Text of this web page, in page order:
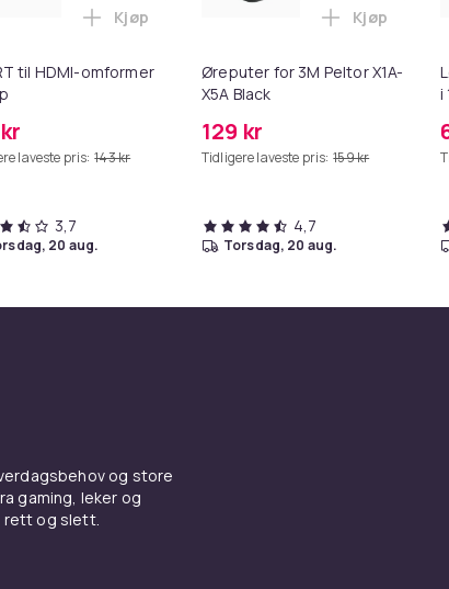
Sleeve Poplin Blouse / Plain Work Shirt i handlekurven
til HDMI-omformer
laveste pris: 143 kr
Legg SCART til HDMI-omformer 1080p i
Kjøp
3,7
20 aug.
Øreputer for 3M Peltor X1A-
X5A Black
129 kr
Tidligere laveste pris: 159 kr
Legg
Kjøp
4,7
torsdag, 20 aug.
i
og store
gaming, leker og
rett og slett.